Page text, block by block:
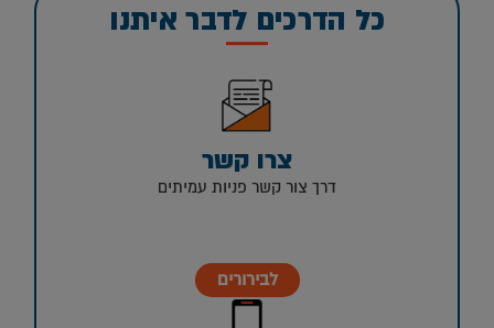
כל הדרכים לדבר איתנו
צרו קשר
דרך צור קשר פניות עמיתים
לבירורים